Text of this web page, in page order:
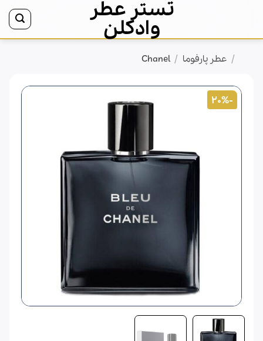
content
تستر عطر
وادکلن
/ عطر پارفوما /
Chanel
-20%